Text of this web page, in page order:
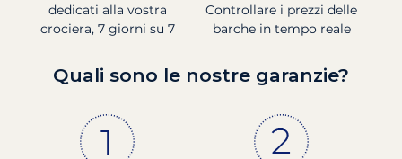
dedicati alla vostra
crociera, 7 giorni su 7
Controllare i prezzi delle
barche in tempo reale
Quali sono le nostre garanzie?